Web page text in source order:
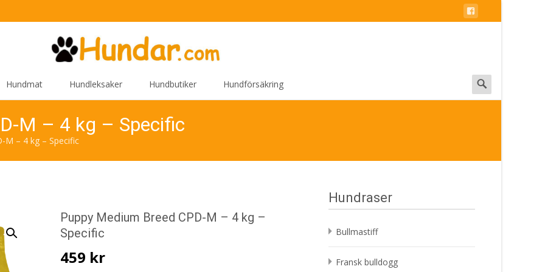
Hundmat Hundleksaker Hundbutiker Hundförsäkring
Search
for:
M – 4 kg – Specific
M – 4 kg – Specific
Puppy Medium Breed CPD-M – 4 kg –
Specific
459 kr
Hundraser
Bullmastiff
Fransk bulldogg